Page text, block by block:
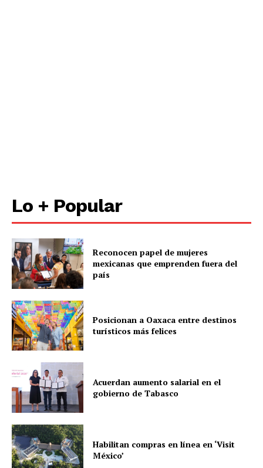
Lo + Popular
Reconocen papel de mujeres
mexicanas que emprenden fuera del
país
Posicionan a Oaxaca entre destinos
turísticos más felices
Acuerdan aumento salarial en el
gobierno de Tabasco
Habilitan compras en línea en ‘Visit
México’